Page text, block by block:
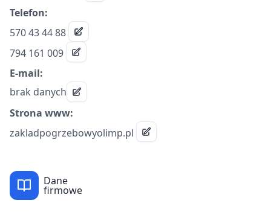
Telefon:
570 43 44 88
794 161 009
E-mail:
brak danych
Strona www:
zakladpogrzebowyolimp.pl
Dane
firmowe